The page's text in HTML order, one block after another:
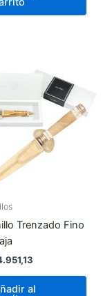
Trenzado Fino
al